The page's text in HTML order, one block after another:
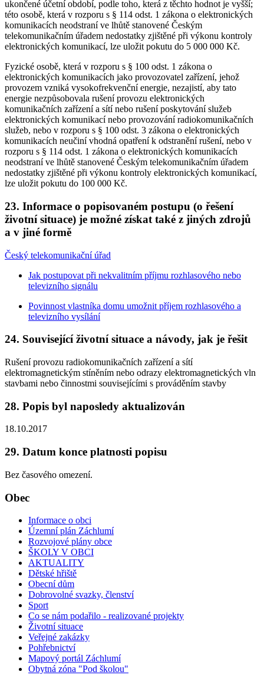
ukončené účetní období, podle toho, která z těchto hodnot je vyšší;
této osobě, která v rozporu s § 114 odst. 1 zákona o elektronických
komunikacích neodstraní ve lhůtě stanovené Českým
telekomunikačním úřadem nedostatky zjištěné při výkonu kontroly
elektronických komunikací, lze uložit pokutu do 5 000 000 Kč.
Fyzické osobě, která v rozporu s § 100 odst. 1 zákona o
elektronických komunikacích jako provozovatel zařízení, jehož
provozem vzniká vysokofrekvenční energie, nezajistí, aby tato
energie nezpůsobovala rušení provozu elektronických
komunikačních zařízení a sítí nebo rušení poskytování služeb
elektronických komunikací nebo provozování radiokomunikačních
služeb, nebo v rozporu s § 100 odst. 3 zákona o elektronických
komunikacích neučiní vhodná opatření k odstranění rušení, nebo v
rozporu s § 114 odst. 1 zákona o elektronických komunikacích
neodstraní ve lhůtě stanovené Českým telekomunikačním úřadem
nedostatky zjištěné při výkonu kontroly elektronických komunikací,
lze uložit pokutu do 100 000 Kč.
23. Informace o popisovaném postupu (o řešení
životní situace) je možné získat také z jiných zdrojů
a v jiné formě
Český telekomunikační úřad
Jak postupovat při nekvalitním příjmu rozhlasového nebo
televizního signálu
Povinnost vlastníka domu umožnit příjem rozhlasového a
televizního vysílání
24. Související životní situace a návody, jak je řešit
Rušení provozu radiokomunikačních zařízení a sítí
elektromagnetickým stíněním nebo odrazy elektromagnetických vln
stavbami nebo činnostmi souvisejícími s prováděním stavby
28. Popis byl naposledy aktualizován
18.10.2017
29. Datum konce platnosti popisu
Bez časového omezení.
Obec
Informace o obci
Územní plán Záchlumí
Rozvojové plány obce
ŠKOLY V OBCI
AKTUALITY
Dětské hřiště
Obecní dům
Dobrovolné svazky, členství
Sport
Co se nám podařilo - realizované projekty
Životní situace
Veřejné zakázky
Pohřebnictví
Mapový portál Záchlumí
Obytná zóna "Pod školou"